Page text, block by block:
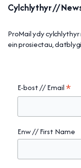
Cylchlythyr //
ProMail ydy
ein prosiectau,
E-bost // Email*
Enw // First Name